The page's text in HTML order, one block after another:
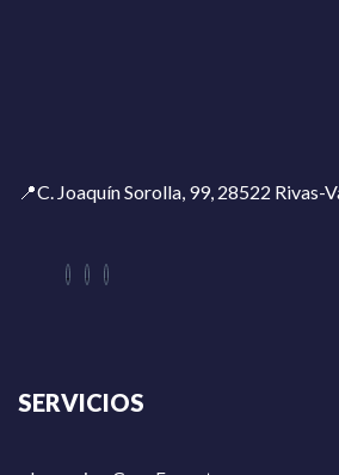
📍C. Joaquín Sorolla, 99, 28522
SERVICIOS